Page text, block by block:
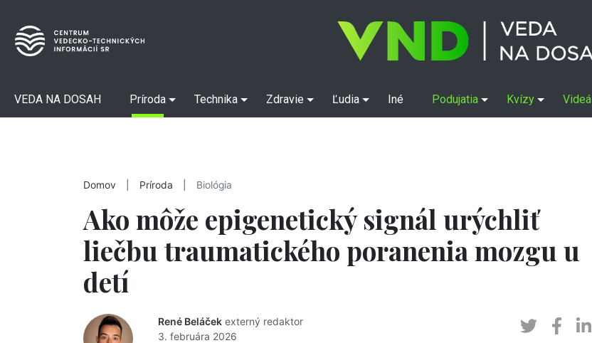
VEDA NA DOSAH Príroda Technika Zdravie Ľudia Iné Podujatia Kvízy Videá
Domov Príroda Biológia
Ako môže epigenetický signál urýchliť
liečbu traumatického poranenia mozgu u
detí
René Beláček externý redaktor
3. februára 2026